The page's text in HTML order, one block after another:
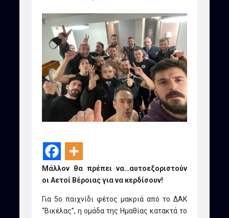
Μάλλον θα πρέπει να…αυτοεξοριστούν
οι Αετοί Βέροιας για να κερδίσουν!
Για 5ο παιχνίδι φέτος μακριά από το ΔΑΚ
“Βικέλας”, η ομάδα της Ημαθίας κατακτά το